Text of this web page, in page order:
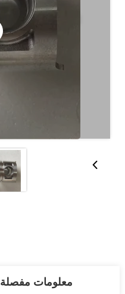
معلومات مفصلة